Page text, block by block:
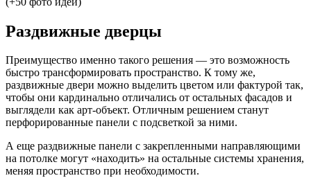
Раздвижные дверцы
Преимущество именно такого решения — это возможность
быстро трансформировать пространство. К тому же,
раздвижные двери можно выделить цветом или фактурой так,
чтобы они кардинально отличались от остальных фасадов и
выглядели как арт-объект. Отличным решением станут
перфорированные панели с подсветкой за ними.
А еще раздвижные панели с закрепленными направляющими
на потолке могут «находить» на остальные системы хранения,
меняя пространство при необходимости.